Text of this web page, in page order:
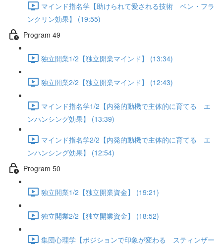
マインド指名学【助けられて愛される技術 ベン・フラ
ンクリン効果】 (19:55)
Program 49
独立開業1/2【独立開業マインド】 (13:34)
独立開業2/2【独立開業マインド】 (12:43)
マインド指名学1/2【内発的動機で主体的に育てる エ
ンハンシング効果】 (13:39)
マインド指名学2/2【内発的動機で主体的に育てる エ
ンハンシング効果】 (12:54)
Program 50
独立開業1/2【独立開業資金】 (19:21)
独立開業2/2【独立開業資金】 (18:52)
集団心理学【ポジションで印象が変わる スティンザー